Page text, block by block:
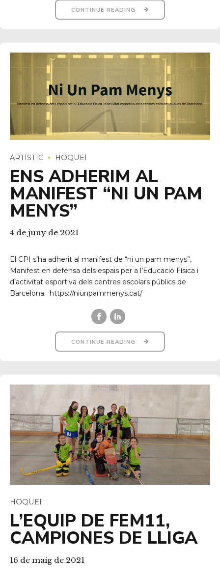
CONTINUE READING
ARTÍSTIC HOQUEI
ENS ADHERIM AL
MANIFEST “NI UN PAM
MENYS”
4 de juny de 2021
El CPI s’ha adherit al manifest de “ni un pam menys”,
Manifest en defensa dels espais per a l’Educació Física i
d’activitat esportiva dels centres escolars públics de
Barcelona. https://niunpammenys.cat/
CONTINUE READING
HOQUEI
L’EQUIP DE FEM11,
CAMPIONES DE LLIGA
16 de maig de 2021